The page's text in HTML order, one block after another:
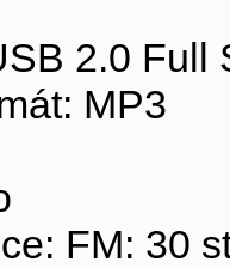
2.0 Full
MP3
FM: 30